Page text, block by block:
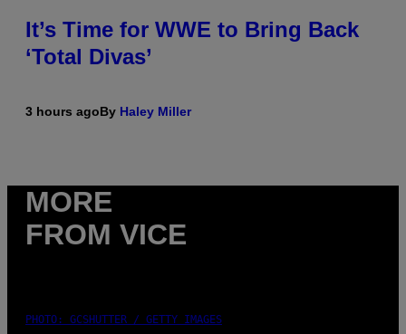
It’s Time for WWE to Bring Back
‘Total Divas’
3 hours agoBy Haley Miller
MORE
FROM VICE
PHOTO: GCSHUTTER / GETTY IMAGES